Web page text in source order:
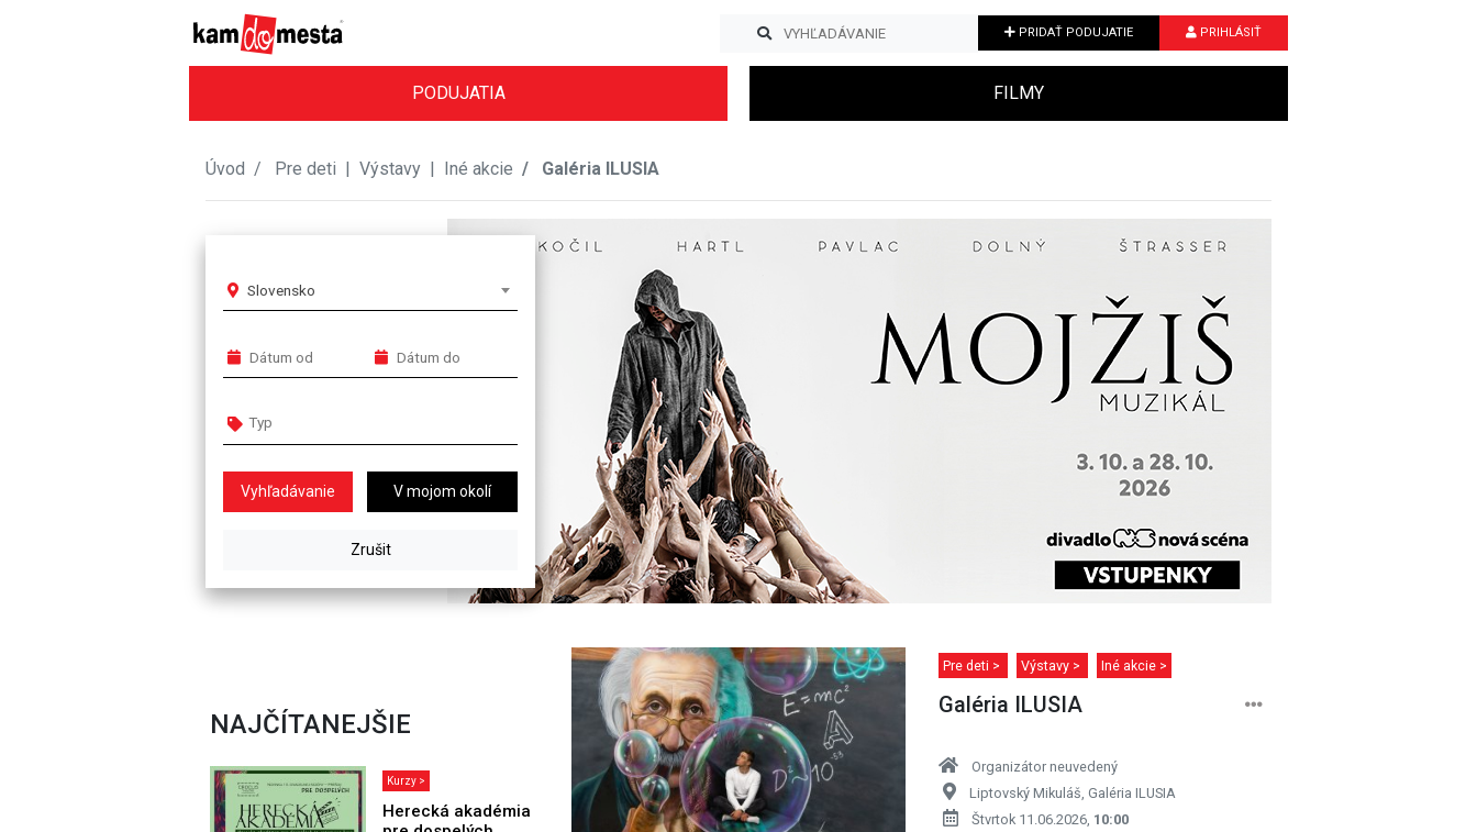
PRIDAŤ PODUJATIE PRIHLÁSIŤ
PODUJATIA FILMY
Úvod Pre deti | Výstavy | Iné akcie Galéria ILUSIA
Slovensko
V mojom okolí
NAJČÍTANEJŠIE
Kurzy >
Herecká akadémia
Pre deti > Výstavy > Iné akcie >
Galéria ILUSIA
Organizátor neuvedený
Liptovský Mikuláš, Galéria ILUSIA
Štvrtok 11.06.2026, 10:00